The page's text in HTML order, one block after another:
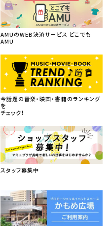
AMUのWEB決済サービス どこでも
AMU
今話題の音楽・映画・書籍のランキング
を
チェック！
スタッフ募集中